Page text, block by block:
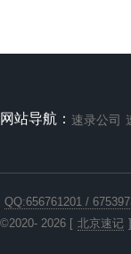
假，自愿接受十倍发票金
网站导航： 速录公司
QQ:656761201 /
©2020- 2026 [ 北京速记